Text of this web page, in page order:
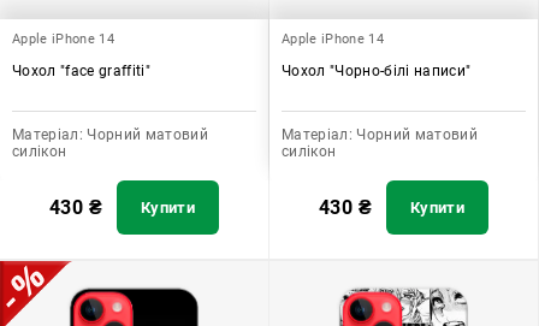
Apple iPhone 14
Чохол "face graffiti"
Матеріал: Чорний матовий
силікон
430 ₴ Купити
Apple iPhone 14
Чохол "Чорно-білі написи"
Матеріал: Чорний матовий
силікон
430 ₴ Купити